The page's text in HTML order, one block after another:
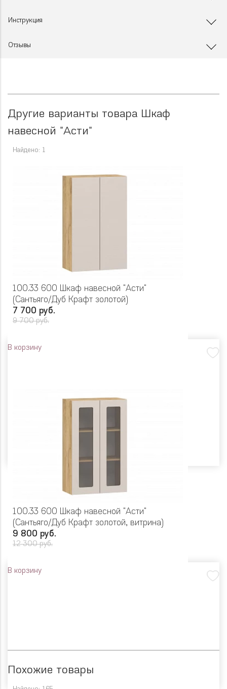
Инструкция
Отзывы
Другие варианты товара Шкаф
навесной "Асти"
Найдено: 1
100.33 600 Шкаф навесной "Асти"
(Сантьяго/Дуб Крафт золотой)
7 700 руб.
9 700 руб.
В корзину
100.33 600 Шкаф навесной "Асти"
(Сантьяго/Дуб Крафт золотой, витрина)
9 800 руб.
12 300 руб.
В корзину
Похожие товары